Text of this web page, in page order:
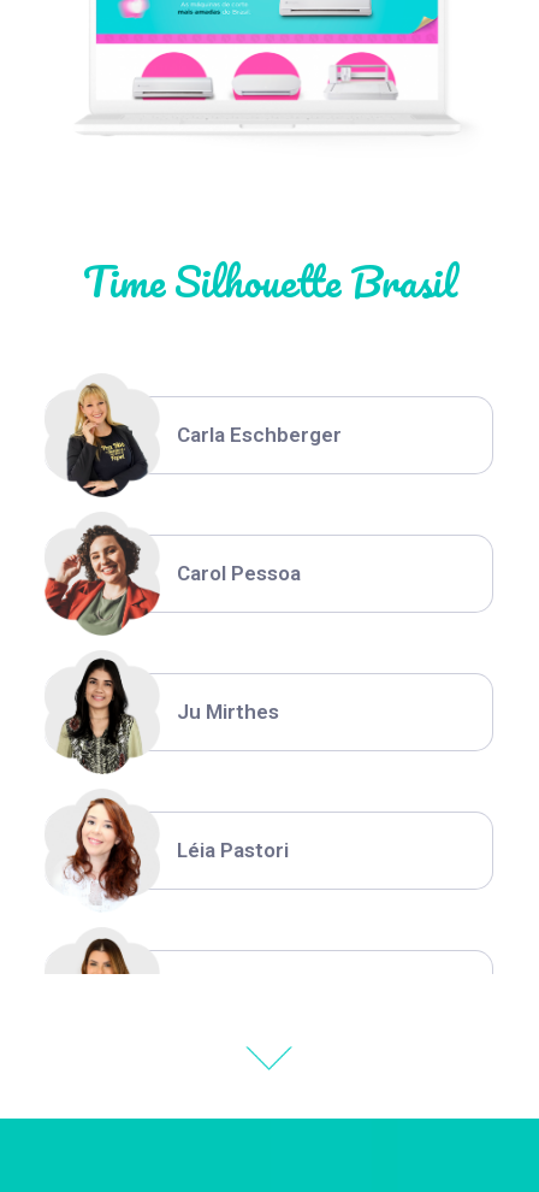
Time Silhouette Brasil
Léia Pastori
Thiara Ney
Carla Eschberger
Carol Pessoa
Ju Mirthes
Léia Pastori